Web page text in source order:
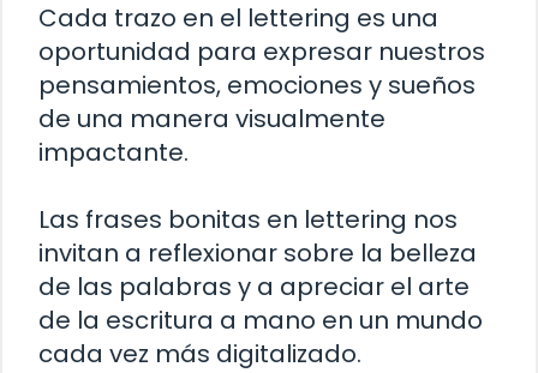
Cada trazo en el lettering es una
oportunidad para expresar nuestros
pensamientos, emociones y sueños
de una manera visualmente
impactante.
Las frases bonitas en lettering nos
invitan a reflexionar sobre la belleza
de las palabras y a apreciar el arte
de la escritura a mano en un mundo
cada vez más digitalizado.